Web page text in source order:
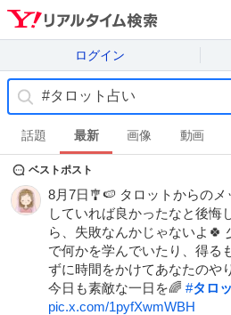
ログイン
話題 最新 画像 動画
ベストポスト
8月7日🎐🍉 タロットからのメ
していれば良かったなと後悔
ら、失敗なんかじゃないよ🍀
で何かを学んでいたり、得る
ずに時間をかけてあなたのや
今日も素敵な一日を🌈 #タロ
pic.x.com/1pyfXwmWBH